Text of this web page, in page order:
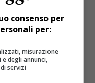
Raffaele Salvoldi
e gravità. In questi
nella chiesa di San
struttura alta 10
60×60 centimetri.
consenso per
per:
misurazione
degli annunci,
servizi